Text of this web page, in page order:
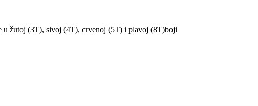
u žutoj (3T), sivoj (4T), crvenoj (5T) i plavoj (8T)boji